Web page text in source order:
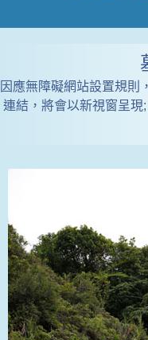
因應無障礙網站設置規則
連結，將會以新視窗呈